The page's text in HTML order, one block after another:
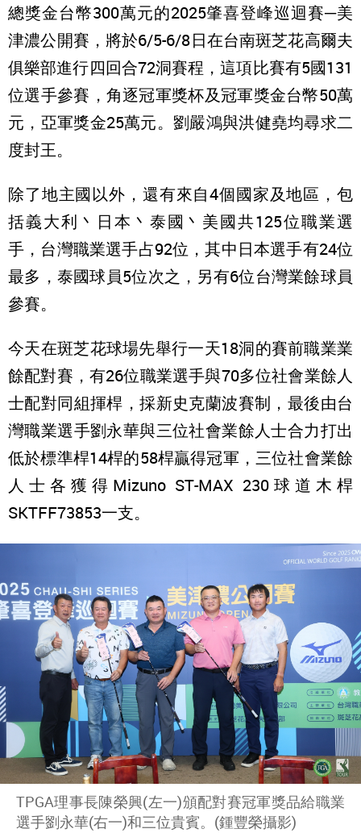
總獎金台幣300萬元的2025肇喜登峰巡迴賽─美
津濃公開賽，將於6/5-6/8日在台南斑芝花高爾夫
俱樂部進行四回合72洞賽程，這項比賽有5國131
位選手參賽，角逐冠軍獎杯及冠軍獎金台幣50萬
元，亞軍獎金25萬元。劉嚴鴻與洪健堯均尋求二
度封王。
除了地主國以外，還有來自4個國家及地區，包
括義大利丶日本丶泰國丶美國共125位職業選
手，台灣職業選手占92位，其中日本選手有24位
最多，泰國球員5位次之，另有6位台灣業餘球員
參賽。
今天在斑芝花球場先舉行一天18洞的賽前職業業
餘配對賽，有26位職業選手與70多位社會業餘人
士配對同組揮桿，採新史克蘭波賽制，最後由台
灣職業選手劉永華與三位社會業餘人士合力打出
低於標準桿14桿的58桿贏得冠軍，三位社會業餘
人士各獲得Mizuno ST-MAX 230球道木桿
SKTFF73853一支。
TPGA理事長陳榮興(左一)頒配對賽冠軍獎品給職業
選手劉永華(右一)和三位貴賓。(鍾豐榮攝影)